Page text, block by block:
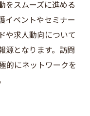
をスムーズに進める
イベントやセミナー
や求人動向について
源となります。訪問
的にネットワークを